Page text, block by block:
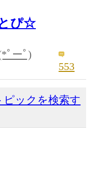
ぴ☆
ﾟーﾟ)
553
ピックを検索す